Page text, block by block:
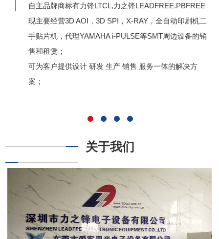
自主品牌商标有力锋LTCL,力之锋LEADFREE.PBFREE
现主要经营3D AOI，3D SPI，X-RAY，全自动印刷机二
手贴片机，代理YAMAHA i-PULSE等SMT周边设备的销
售和租赁；
可为客户提供设计 研发 生产 销售 服务一体的解决方
案；
关于我们